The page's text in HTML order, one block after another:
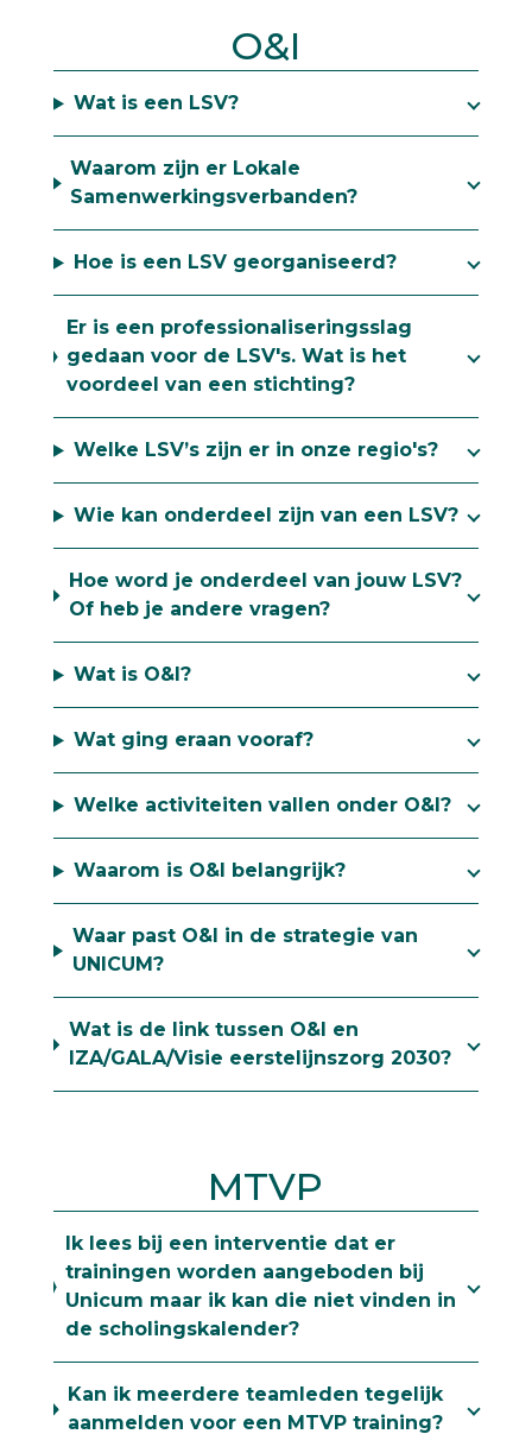
O&I
Wat is een LSV?
Waarom zijn er Lokale
Samenwerkingsverbanden?
Hoe is een LSV georganiseerd?
Er is een professionaliseringsslag
gedaan voor de LSV's. Wat is het
voordeel van een stichting?
Welke LSV’s zijn er in onze regio's?
Wie kan onderdeel zijn van een LSV?
Hoe word je onderdeel van jouw LSV?
Of heb je andere vragen?
Wat is O&I?
Wat ging eraan vooraf?
Welke activiteiten vallen onder O&I?
Waarom is O&I belangrijk?
Waar past O&I in de strategie van
UNICUM?
Wat is de link tussen O&I en
IZA/GALA/Visie eerstelijnszorg 2030?
MTVP
Ik lees bij een interventie dat er
trainingen worden aangeboden bij
Unicum maar ik kan die niet vinden in
de scholingskalender?
Kan ik meerdere teamleden tegelijk
aanmelden voor een MTVP training?